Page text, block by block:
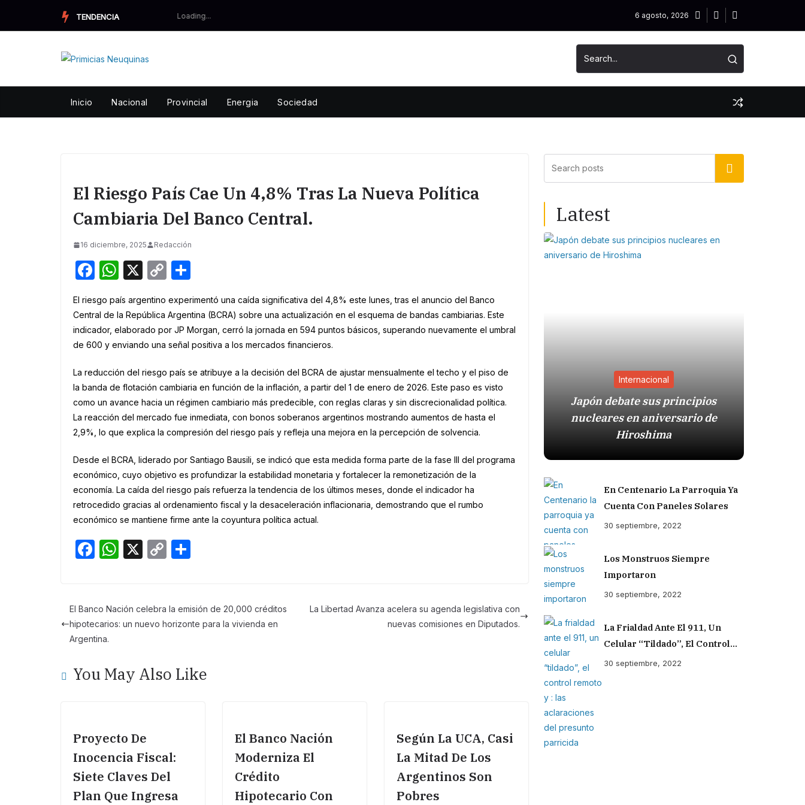
TENDENCIA 6 agosto, 2026
Inicio Nacional Provincial Energia Sociedad
El Riesgo País Cae Un 4,8% Tras La Nueva Política
Cambiaria Del Banco Central.
16 diciembre, 2025 Redacción
F
c
e
b
o
o
k
W
at
s
A
p
p
X
C
p
y
Li
n
k
ar
e
El riesgo país argentino experimentó una caída significativa del 4,8% este lunes, tras el anuncio del Banco
Central de la República Argentina (BCRA) sobre una actualización en el esquema de bandas cambiarias. Este
indicador, elaborado por JP Morgan, cerró la jornada en 594 puntos básicos, superando nuevamente el umbral
de 600 y enviando una señal positiva a los mercados financieros.
La reducción del riesgo país se atribuye a la decisión del BCRA de ajustar mensualmente el techo y el piso de
la banda de flotación cambiaria en función de la inflación, a partir del 1 de enero de 2026. Este paso es visto
como un avance hacia un régimen cambiario más predecible, con reglas claras y sin discrecionalidad política.
La reacción del mercado fue inmediata, con bonos soberanos argentinos mostrando aumentos de hasta el
2,9%, lo que explica la compresión del riesgo país y refleja una mejora en la percepción de solvencia.
Desde el BCRA, liderado por Santiago Bausili, se indicó que esta medida forma parte de la fase III del programa
económico, cuyo objetivo es profundizar la estabilidad monetaria y fortalecer la remonetización de la
economía. La caída del riesgo país refuerza la tendencia de los últimos meses, donde el indicador ha
retrocedido gracias al ordenamiento fiscal y la desaceleración inflacionaria, demostrando que el rumbo
económico se mantiene firme ante la coyuntura política actual.
F
e
b
o
o
k
W
s
A
X
C
y
Li
k
e
El Banco Nación celebra la emisión de 20,000 créditos
hipotecarios: un nuevo horizonte para la vivienda en
Argentina.
La Libertad Avanza acelera su agenda legislativa con
nuevas comisiones en Diputados.
You May Also Like
Proyecto De
Inocencia Fiscal:
Siete Claves Del
Plan Que Ingresa
El Banco Nación
Moderniza El
Crédito
Hipotecario Con
Según La UCA, Casi
La Mitad De Los
Argentinos Son
Pobres
Buscar
Latest
Internacional
Japón debate sus principios
nucleares en aniversario de
Hiroshima
En Centenario La Parroquia Ya
Cuenta Con Paneles Solares
30 septiembre, 2022
Los Monstruos Siempre
Importaron
30 septiembre, 2022
La Frialdad Ante El 911, Un
Celular “tildado”, El Control
Remoto Y : Las Aclaraciones Del
30 septiembre, 2022